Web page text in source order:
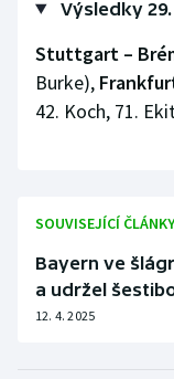
Parasport
Plavání
Plážový volejbal
Rychlobruslení
Rychlostní
Výsledky
Stuttgart –
Burke),
42. Koch, 71.
SOUVISEJÍCÍ ČLÁNKY
Bayern ve
a udržel
12. 4. 2025